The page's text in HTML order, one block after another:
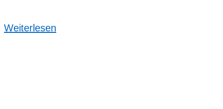
Weiterlesen